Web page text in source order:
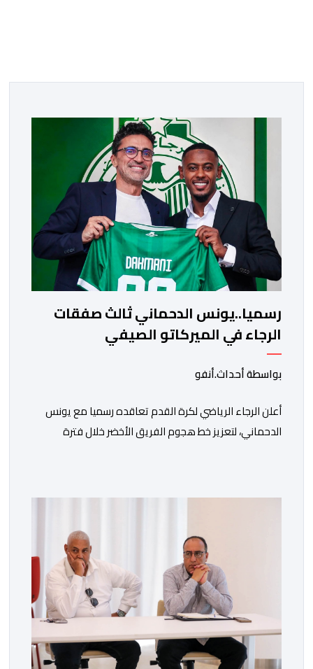
رسميا..يونس الدحماني ثالث صفقات
الرجاء في الميركاتو الصيفي
بواسطة أحداث.أنفو
أعلن الرجاء الرياضي لكرة القدم تعاقده رسميا مع يونس
الدحماني، لتعزيز خط هجوم الفريق الأخضر خلال فترة
الطاقم التقني للرجاء لتقديم الإضافة المرجوة في
أداء لافت قدمه اللاعب برفقة اتحاد […]